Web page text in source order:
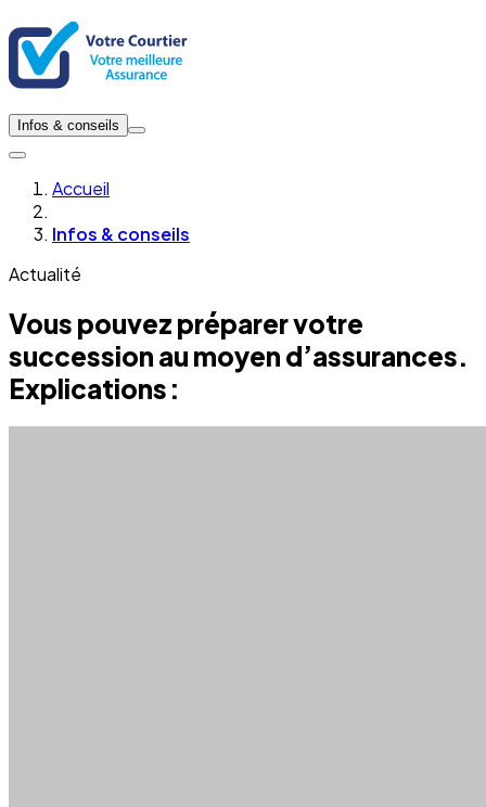
Infos & conseils
Accueil
Infos & conseils
Actualité
Vous pouvez préparer votre
succession au moyen d’assurances.
Explications :